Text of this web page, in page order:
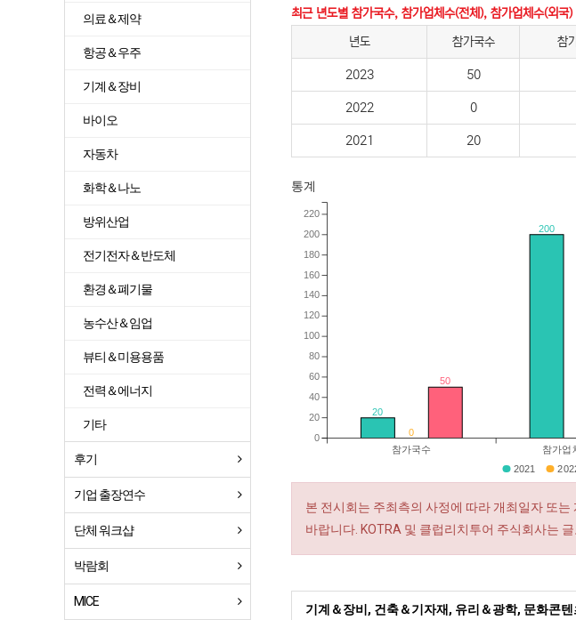
최근 년도별 참가국수, 참가업체수(전체), 참가업체수(외국)
년도
참가국수 참
2023 50
2022 0
2021 20
통계
20
200
0
50
참가국수 참가업
0
20
40
60
80
100
120
140
160
180
200
220
2021
본 전시회는 주최측의 사정에 따라 개최일자 또
바랍니다. KOTRA 및 클럽리치투어 주식회사는
기계＆장비, 건축＆기자재, 유리＆광학, 문화콘
의료＆제약
항공＆우주
기계＆장비
바이오
자동차
화학＆나노
방위산업
전기전자＆반도체
환경＆폐기물
농수산＆임업
뷰티＆미용용품
전력＆에너지
기타
후기
기업 출장연수
단체 워크샵
박람회
MICE